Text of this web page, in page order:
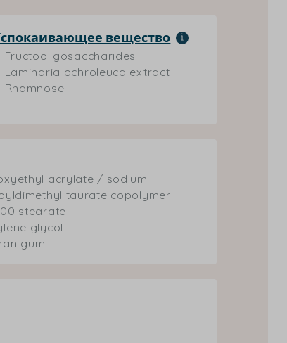
вещество
Fructooligosaccharides
Laminaria ochroleuca extract
Rhamnose
acrylate / sodium
taurate copolymer
stearate
glycol
gum